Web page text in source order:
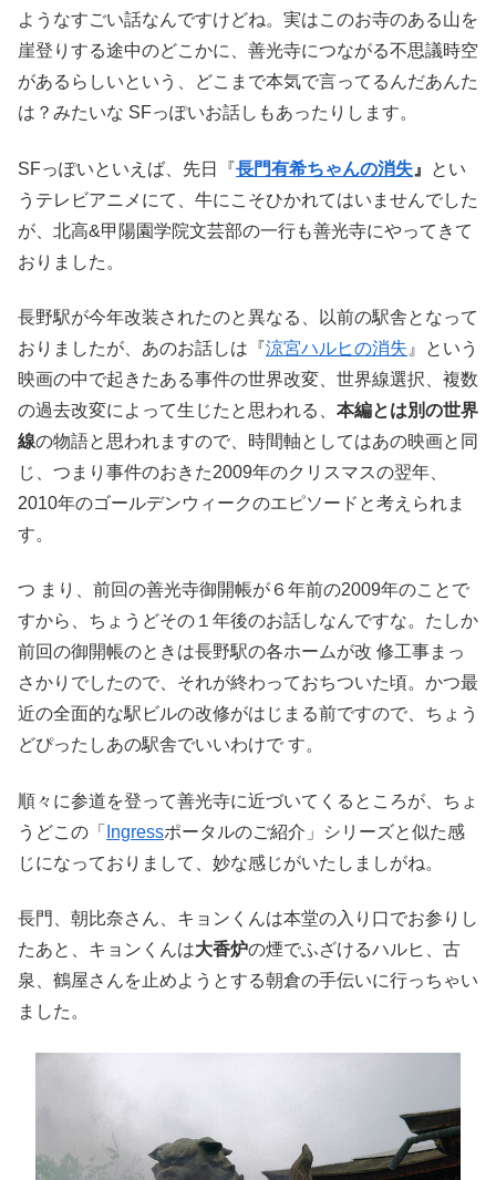
ようなすごい話なんですけどね。実はこのお寺のある山を
崖登りする途中のどこかに、善光寺につながる不思議時空
があるらしいという、どこまで本気で言ってるんだあんた
は？みたいな SFっぽいお話しもあったりします。
SFっぽいといえば、先日『長門有希ちゃんの消失 』
とい
うテレビアニメにて、牛にこそひかれてはいませんでした
が、北高&甲陽園学院文芸部の一行も善光寺にやってきて
おりました。
長野駅が今年改装されたのと異なる、以前の駅舎となって
おりましたが、あのお話しは『涼宮ハルヒの消失 』という
映画の中で起きたある事件の世界改変、世界線選択、複数
の過去改変によって生じたと思われる、 本編とは別の世界
線の物語と思われますので、時間軸としてはあの映画と同
じ、つまり事件のおきた2009年のクリスマスの翌年、
2010年のゴールデンウィークのエピソードと考えられま
す。
つ まり、前回の善光寺御開帳が６年前の2009年のことで
すから、ちょうどその１年後のお話しなんですな。たしか
前回の御開帳のときは長野駅の各ホームが改 修工事まっ
さかりでしたので、それが終わっておちついた頃。かつ最
近の全面的な駅ビルの改修がはじまる前ですので、ちょう
どぴったしあの駅舎でいいわけで す。
順々に参道を登って善光寺に近づいてくるところが、ちょ
うどこの「
Ingressポータルのご紹介」シリーズと似た感
じになっておりまして、妙な感じがいたしましがね。
長門、朝比奈さん、キョンくんは本堂の入り口でお参りし
たあと、キョンくんは大香炉の煙でふざけるハルヒ、古
泉、鶴屋さんを止めようとする朝倉の手伝いに行っちゃい
ました。